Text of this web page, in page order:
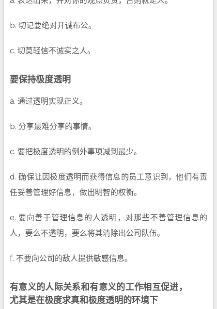
b. 切记要绝对开诚布公。
c. 切莫轻信不诚实之人。
要保持极度透明
a. 通过透明实现正义。
b. 分享最难分享的事情。
c. 要把极度透明的例外事项减到最少。
d. 确保让因极度透明而获得信息的员工意识到，他们有责
任妥善管理好信息，做出明智的权衡。
e. 要向善于管理信息的人透明，对那些不善管理信息的
人，要么不透明，要么将其清除出公司队伍。
f. 不要向公司的敌人提供敏感信息。
有意义的人际关系和有意义的工作相互促进，
尤其是在极度求真和极度透明的环境下